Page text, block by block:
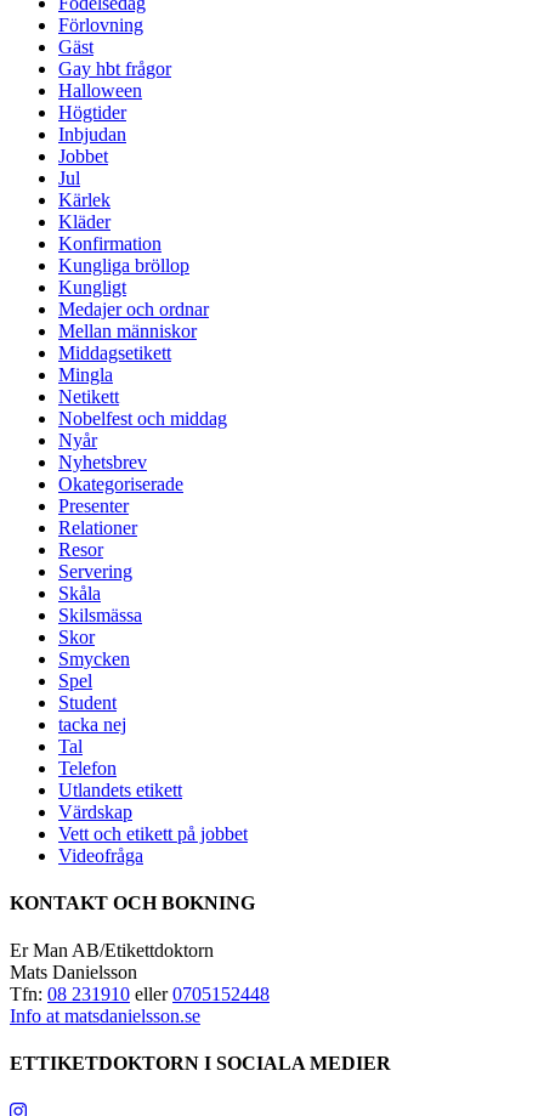
Förlovning
Gäst
Gay hbt frågor
Halloween
Högtider
Inbjudan
Jobbet
Jul
Kärlek
Kläder
Konfirmation
Kungliga bröllop
Kungligt
Medajer och ordnar
Mellan människor
Middagsetikett
Mingla
Netikett
Nobelfest och middag
Nyår
Nyhetsbrev
Okategoriserade
Presenter
Relationer
Resor
Servering
Skåla
Skilsmässa
Skor
Smycken
Spel
Student
tacka nej
Tal
Telefon
Utlandets etikett
Värdskap
Vett och etikett på jobbet
Videofråga
KONTAKT OCH BOKNING
Er Man AB/Etikettdoktorn
Mats Danielsson
Tfn: 08 231910 eller0705152448
Info at matsdanielsson.se
ETTIKETDOKTORN I SOCIALA MEDIER